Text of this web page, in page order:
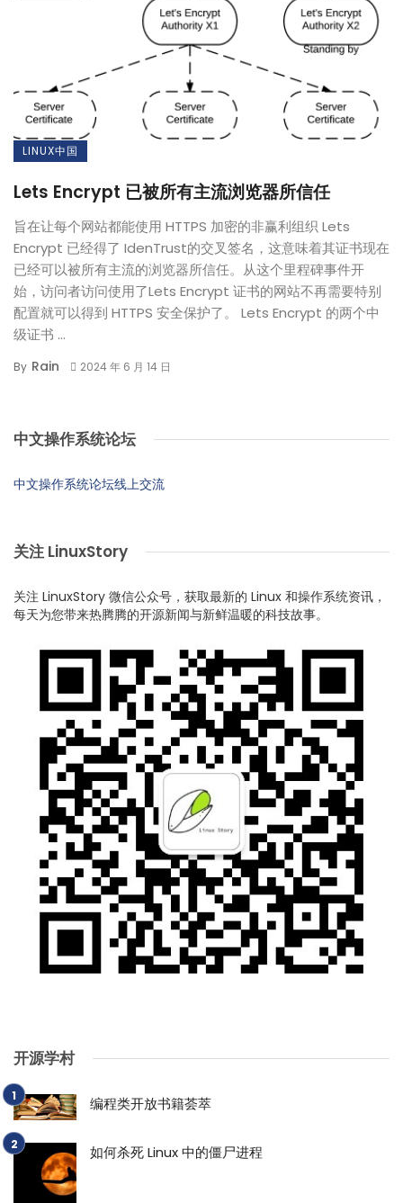
LINUX中国
Lets Encrypt 已被所有主流浏览器所信任
旨在让每个网站都能使用 HTTPS 加密的非赢利组织 Lets
Encrypt 已经得了 IdenTrust的交叉签名，这意味着其证书现在
已经可以被所有主流的浏览器所信任。从这个里程碑事件开
始，访问者访问使用了Lets Encrypt 证书的网站不再需要特别
配置就可以得到 HTTPS 安全保护了。 Lets Encrypt 的两个中
级证书 ...
By Rain 2024 年 6 月 14 日
中文操作系统论坛
中文操作系统论坛线上交流
关注 LinuxStory
关注 LinuxStory 微信公众号，获取最新的 Linux 和操作系统资讯，
每天为您带来热腾腾的开源新闻与新鲜温暖的科技故事。
开源学村
编程类开放书籍荟萃
如何杀死 Linux 中的僵尸进程